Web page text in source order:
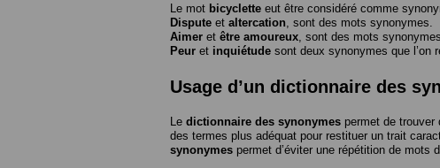
Le mot bicyclette eut être considéré comme
Dispute et altercation , sont des mots synonymes.
Aimer et être amoureux , sont des mots synonymes.
Peur et inquiétude sont deux synonymes que l’on
Usage d’un dictionnaire des
Le dictionnaire des synonymes permet de
des termes plus adéquat pour restituer un trait
synonymes permet d’éviter une répétition de mots